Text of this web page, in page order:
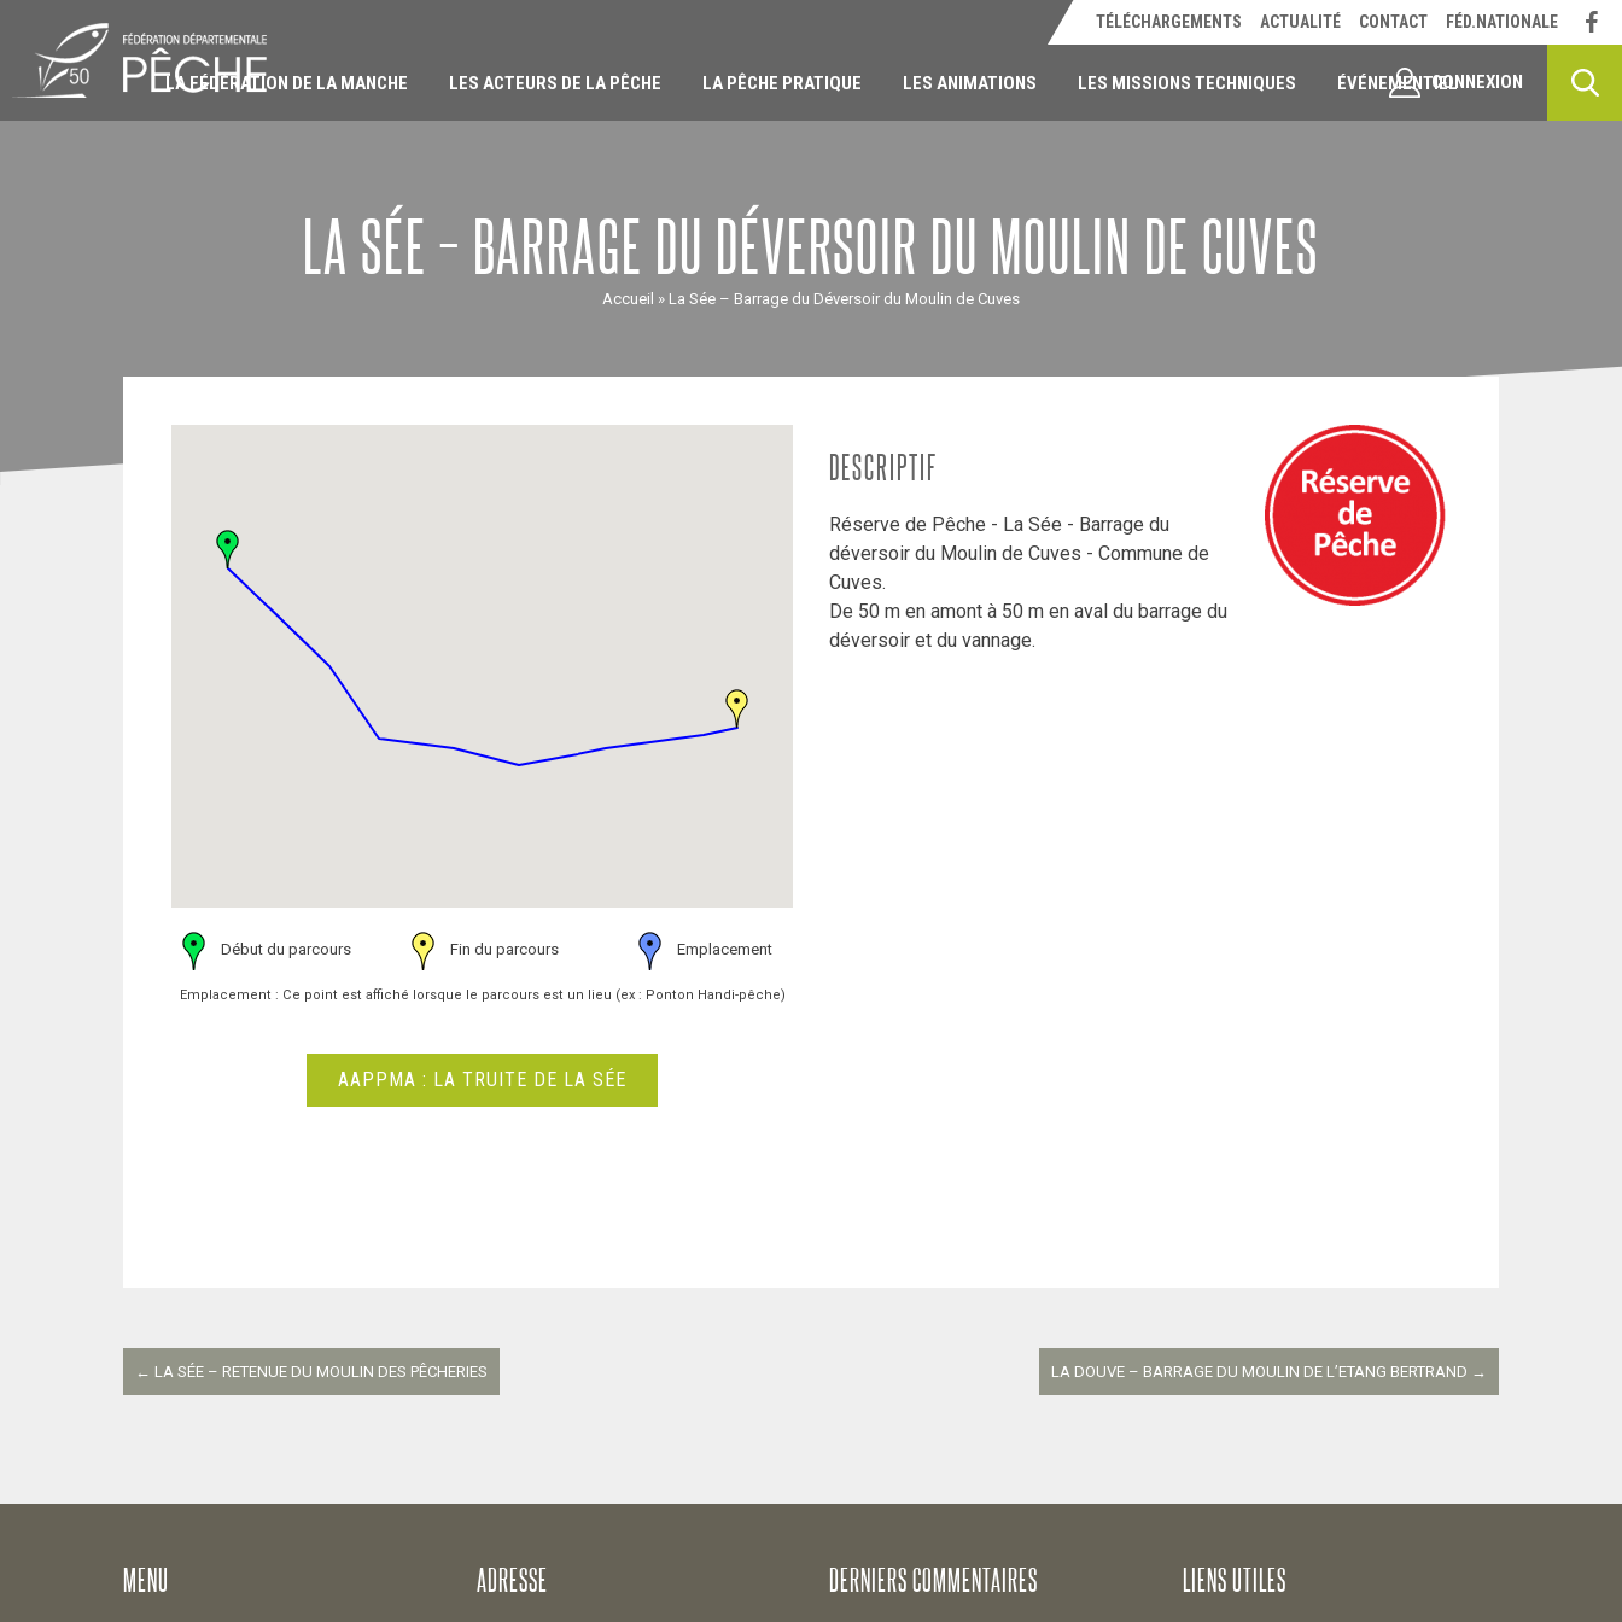
contenu
LA FÉDÉRATION DE LA MANCHE LES ACTEURS DE LA PÊCHE LA PÊCHE PRATIQUE LES ANIMATIONS LES MISSIONS TECHNIQUES ÉVÉNEMENTIEL
TÉLÉCHARGEMENTS ACTUALITÉ CONTACT FÉD.NATIONALE
CONNEXION
LA SÉE – BARRAGE DU DÉVERSOIR DU MOULIN DE CUVES
Accueil » La Sée – Barrage du Déversoir du Moulin de Cuves
Début du parcours Fin du parcours Emplacement
Emplacement : Ce point est affiché lorsque le parcours est un lieu (ex : Ponton Handi-pêche)
AAPPMA : LA TRUITE DE LA SÉE
DESCRIPTIF
Réserve de Pêche - La Sée - Barrage du
déversoir du Moulin de Cuves - Commune de
Cuves.
De 50 m en amont à 50 m en aval du barrage du
déversoir et du vannage.
entre
← LA SÉE – RETENUE DU MOULIN DES PÊCHERIES LA DOUVE – BARRAGE DU MOULIN DE L’ETANG BERTRAND →
MENU ADRESSE DERNIERS COMMENTAIRES LIENS UTILES